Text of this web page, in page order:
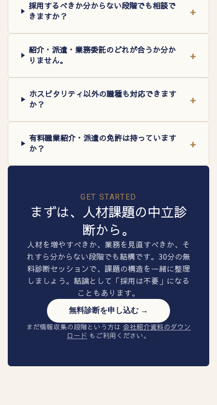
採用するべきか分からない段階でも相談で
きますか？
+
紹介・派遣・業務委託のどれが合うか分か
りません。
+
ホスピタリティ以外の職種も対応できます
か？
+
有料職業紹介・派遣の免許は持っています
か？
+
GET STARTED
まずは、人材課題の中立診
断から。
人材を増やすべきか、業務を見直すべきか、そ
れすら分からない段階でも結構です。30分の無
料診断セッションで、課題の構造を一緒に整理
しましょう。結論として「採用は不要」になる
こともあります。
無料診断を申し込む →
まだ情報収集の段階という方は 会社紹介資料のダウン
ロード もご利用ください。